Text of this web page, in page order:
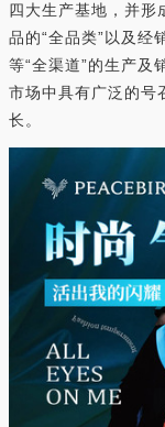
四大生产基地，并形
品的“全品类”以及经
等“全渠道”的生产及
市场中具有广泛的号
长。